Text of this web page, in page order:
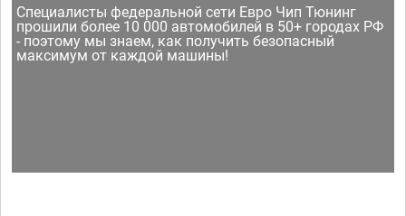
Специалисты федеральной сети Евро Чип Тюнинг
прошили более 10 000 автомобилей в 50+ городах РФ
- поэтому мы знаем, как получить безопасный
максимум от каждой машины!